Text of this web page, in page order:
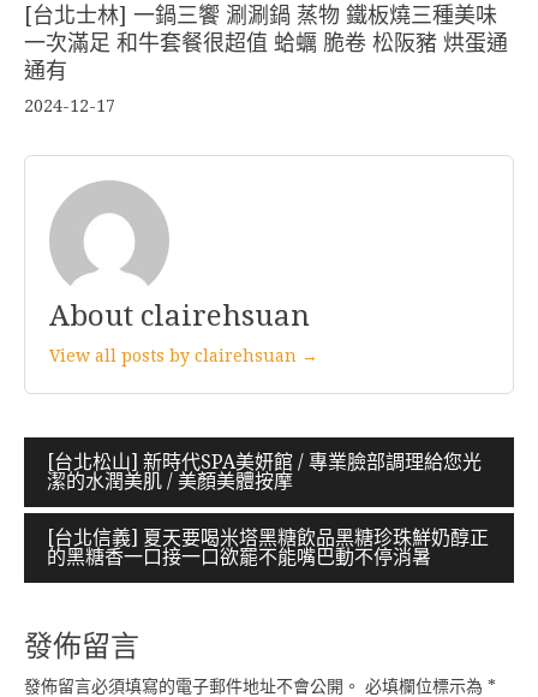
[台北士林] 一鍋三饗 涮涮鍋 蒸物 鐵板燒三種美味
一次滿足 和牛套餐很超值 蛤蠣 脆卷 松阪豬 烘蛋通
通有
2024-12-17
About clairehsuan
View all posts by clairehsuan →
文
章
導
覽
[台北松山] 新時代SPA美妍館 / 專業臉部調理給您光
潔的水潤美肌 / 美顏美體按摩
[台北信義] 夏天要喝米塔黑糖飲品黑糖珍珠鮮奶醇正
的黑糖香一口接一口欲罷不能嘴巴動不停消暑
發佈留言
發佈留言必須填寫的電子郵件地址不會公開。 必填欄位標示為 *